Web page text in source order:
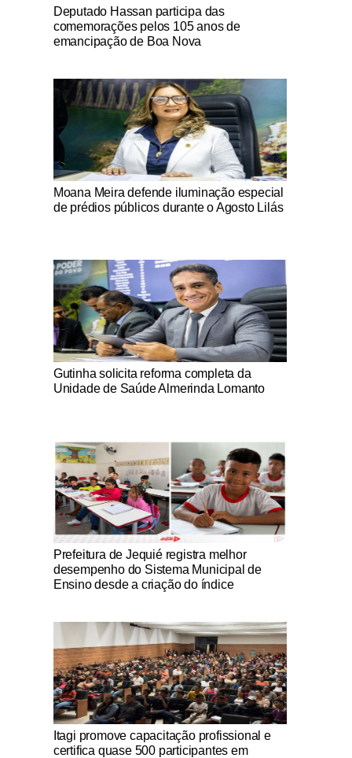
Notícias Católicas
Deputado Hassan participa das
comemorações pelos 105 anos de
emancipação de Boa Nova
Notícias Católicas
Moana Meira defende iluminação especial
de prédios públicos durante o Agosto Lilás
Notícias Católicas
Gutinha solicita reforma completa da
Unidade de Saúde Almerinda Lomanto
Notícias Católicas
Prefeitura de Jequié registra melhor
desempenho do Sistema Municipal de
Ensino desde a criação do índice
Notícias Católicas
Itagi promove capacitação profissional e
certifica quase 500 participantes em